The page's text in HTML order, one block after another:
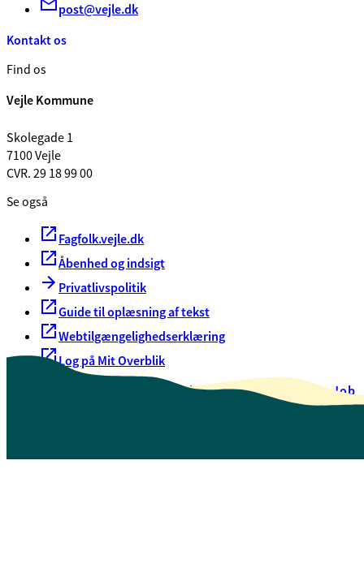
post@vejle.dk
Kontakt os
Find os
Vejle Kommune
Skolegade 1
7100 Vejle
CVR. 29 18 99 00
Se også
Fagfolk.vejle.dk
Åbenhed og indsigt
Privatlivspolitik
Guide til oplæsning af tekst
Webtilgængelighedserklæring
Log på Mit Overblik
Oversigt over selvbetjeningJob